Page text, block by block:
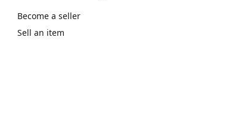
Become a seller
Sell an item